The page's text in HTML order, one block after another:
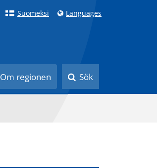
Suomeksi Languages
Om regionen Sök